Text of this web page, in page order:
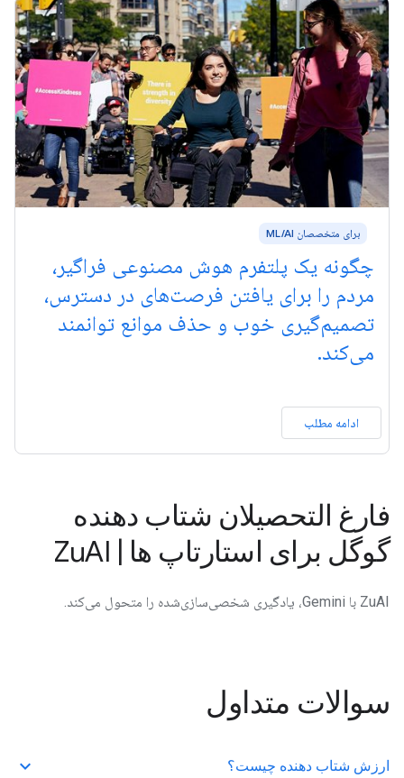
برای متخصصان ML/AI
چگونه یک پلتفرم هوش مصنوعی فراگیر،
مردم را برای یافتن فرصت‌های در دسترس،
تصمیم‌گیری خوب و حذف موانع توانمند
می‌کند.
ادامه مطلب
فارغ التحصیلان شتاب دهنده
گوگل برای استارتاپ ها | ZuAI
ZuAI با Gemini، یادگیری شخصی‌سازی‌شده را متحول می‌کند.
سوالات متداول
keyboard_arrow_up ارزش شتاب دهنده چیست؟